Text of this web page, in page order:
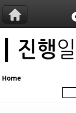
Home